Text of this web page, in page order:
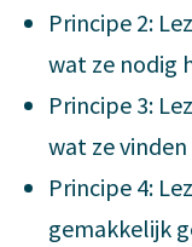
Principe 2:
wat ze nodig
Principe 3:
wat ze
Principe 4:
gemakkelijk